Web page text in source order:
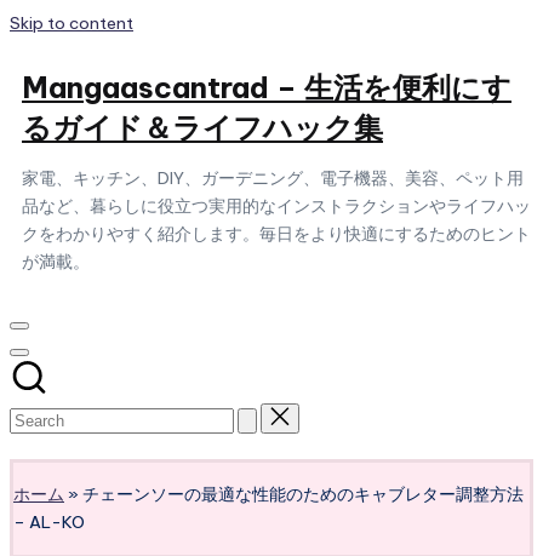
Skip to content
Mangaascantrad – 生活を便利にす
るガイド＆ライフハック集
家電、キッチン、DIY、ガーデニング、電子機器、美容、ペット用
品など、暮らしに役立つ実用的なインストラクションやライフハッ
クをわかりやすく紹介します。毎日をより快適にするためのヒント
が満載。
ホーム » チェーンソーの最適な性能のためのキャブレター調整方法
– AL-KO